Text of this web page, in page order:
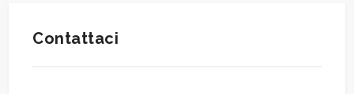
Contattaci